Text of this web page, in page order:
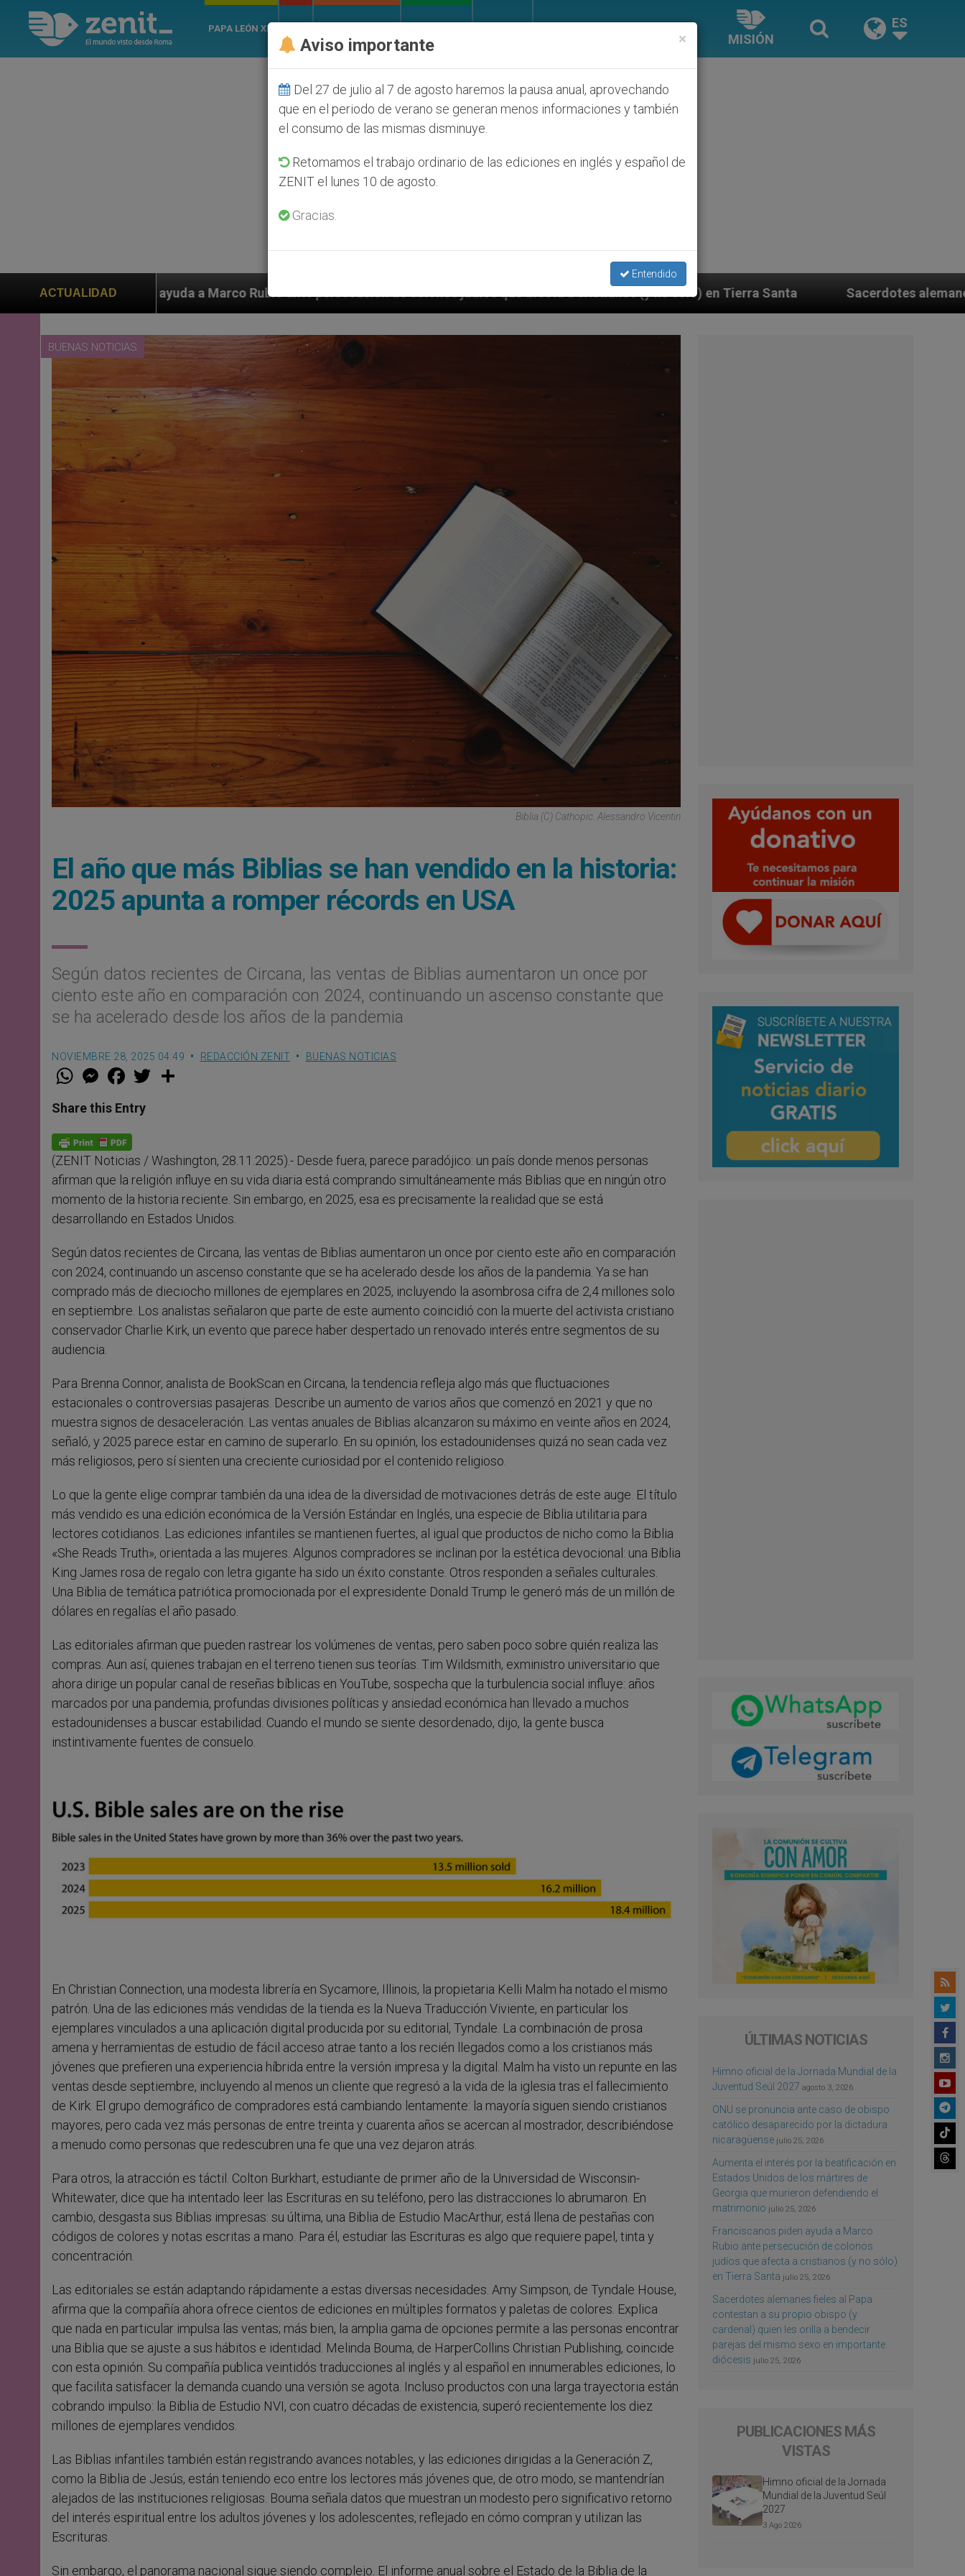
PAPA LEÓN XIV
MISIÓN
ES
ACTUALIDAD
a Marco Rubio ante persecución de colonos judíos que afecta a cristianos (y no sólo) en Tierra Santa Sacerdotes alemanes fieles al Papa contestan a
BUENAS NOTICIAS
Biblia (C) Cathopic. Alessandro Vicentin
El año que más Biblias se han vendido en la historia:
2025 apunta a romper récords en USA
Según datos recientes de Circana, las ventas de Biblias aumentaron un once por
ciento este año en comparación con 2024, continuando un ascenso constante que
se ha acelerado desde los años de la pandemia
NOVIEMBRE 28, 2025 04:49 REDACCIÓN ZENIT BUENAS NOTICIAS
W
t
s
p
p
M
e
s
e
g
e
r
F
a
e
b
o
k
w
Share this Entry
(ZENIT Noticias / Washington, 28.11.2025).- Desde fuera, parece paradójico: un país donde menos personas
afirman que la religión influye en su vida diaria está comprando simultáneamente más Biblias que en ningún otro
momento de la historia reciente. Sin embargo, en 2025, esa es precisamente la realidad que se está
desarrollando en Estados Unidos.
Según datos recientes de Circana, las ventas de Biblias aumentaron un once por ciento este año en comparación
con 2024, continuando un ascenso constante que se ha acelerado desde los años de la pandemia. Ya se han
comprado más de dieciocho millones de ejemplares en 2025, incluyendo la asombrosa cifra de 2,4 millones solo
en septiembre. Los analistas señalaron que parte de este aumento coincidió con la muerte del activista cristiano
conservador Charlie Kirk, un evento que parece haber despertado un renovado interés entre segmentos de su
audiencia.
Para Brenna Connor, analista de BookScan en Circana, la tendencia refleja algo más que fluctuaciones
estacionales o controversias pasajeras. Describe un aumento de varios años que comenzó en 2021 y que no
muestra signos de desaceleración. Las ventas anuales de Biblias alcanzaron su máximo en veinte años en 2024,
señaló, y 2025 parece estar en camino de superarlo. En su opinión, los estadounidenses quizá no sean cada vez
más religiosos, pero sí sienten una creciente curiosidad por el contenido religioso.
Lo que la gente elige comprar también da una idea de la diversidad de motivaciones detrás de este auge. El título
más vendido es una edición económica de la Versión Estándar en Inglés, una especie de Biblia utilitaria para
lectores cotidianos. Las ediciones infantiles se mantienen fuertes, al igual que productos de nicho como la Biblia
«She Reads Truth», orientada a las mujeres. Algunos compradores se inclinan por la estética devocional: una Biblia
King James rosa de regalo con letra gigante ha sido un éxito constante. Otros responden a señales culturales.
Una Biblia de temática patriótica promocionada por el expresidente Donald Trump le generó más de un millón de
dólares en regalías el año pasado.
Las editoriales afirman que pueden rastrear los volúmenes de ventas, pero saben poco sobre quién realiza las
compras. Aun así, quienes trabajan en el terreno tienen sus teorías. Tim Wildsmith, exministro universitario que
ahora dirige un popular canal de reseñas bíblicas en YouTube, sospecha que la turbulencia social influye: años
marcados por una pandemia, profundas divisiones políticas y ansiedad económica han llevado a muchos
estadounidenses a buscar estabilidad. Cuando el mundo se siente desordenado, dijo, la gente busca
instintivamente fuentes de consuelo.
En Christian Connection, una modesta librería en Sycamore, Illinois, la propietaria Kelli Malm ha notado el mismo
patrón. Una de las ediciones más vendidas de la tienda es la Nueva Traducción Viviente, en particular los
ejemplares vinculados a una aplicación digital producida por su editorial, Tyndale. La combinación de prosa
amena y herramientas de estudio de fácil acceso atrae tanto a los recién llegados como a los cristianos más
jóvenes que prefieren una experiencia híbrida entre la versión impresa y la digital. Malm ha visto un repunte en las
ventas desde septiembre, incluyendo al menos un cliente que regresó a la vida de la iglesia tras el fallecimiento
de Kirk. El grupo demográfico de compradores está cambiando lentamente: la mayoría siguen siendo cristianos
mayores, pero cada vez más personas de entre treinta y cuarenta años se acercan al mostrador, describiéndose
a menudo como personas que redescubren una fe que una vez dejaron atrás.
Para otros, la atracción es táctil. Colton Burkhart, estudiante de primer año de la Universidad de Wisconsin-
Whitewater, dice que ha intentado leer las Escrituras en su teléfono, pero las distracciones lo abrumaron. En
cambio, desgasta sus Biblias impresas: su última, una Biblia de Estudio MacArthur, está llena de pestañas con
códigos de colores y notas escritas a mano. Para él, estudiar las Escrituras es algo que requiere papel, tinta y
concentración.
Las editoriales se están adaptando rápidamente a estas diversas necesidades. Amy Simpson, de Tyndale House,
afirma que la compañía ahora ofrece cientos de ediciones en múltiples formatos y paletas de colores. Explica
que nada en particular impulsa las ventas; más bien, la amplia gama de opciones permite a las personas encontrar
una Biblia que se ajuste a sus hábitos e identidad. Melinda Bouma, de HarperCollins Christian Publishing, coincide
con esta opinión. Su compañía publica veintidós traducciones al inglés y al español en innumerables ediciones, lo
que facilita satisfacer la demanda cuando una versión se agota. Incluso productos con una larga trayectoria están
cobrando impulso: la Biblia de Estudio NVI, con cuatro décadas de existencia, superó recientemente los diez
millones de ejemplares vendidos.
Las Biblias infantiles también están registrando avances notables, y las ediciones dirigidas a la Generación Z,
como la Biblia de Jesús, están teniendo eco entre los lectores más jóvenes que, de otro modo, se mantendrían
alejados de las instituciones religiosas. Bouma señala datos que muestran un modesto pero significativo retorno
del interés espiritual entre los adultos jóvenes y los adolescentes, reflejado en cómo compran y utilizan las
Escrituras.
Sin embargo, el panorama nacional sigue siendo complejo. El informe anual sobre el Estado de la Biblia de la
ÚLTIMAS NOTICIAS
Himno oficial de la Jornada Mundial de la
Juventud Seúl 2027 agosto 3, 2026
ONU se pronuncia ante caso de obispo
católico desaparecido por la dictadura
nicaragüense julio 25, 2026
Aumenta el interés por la beatificación en
Estados Unidos de los mártires de
Georgia que murieron defendiendo el
matrimonio julio 25, 2026
Franciscanos piden ayuda a Marco
Rubio ante persecución de colonos
judíos que afecta a cristianos (y no sólo)
en Tierra Santa julio 25, 2026
Sacerdotes alemanes fieles al Papa
contestan a su propio obispo (y
cardenal) quien les orilla a bendecir
parejas del mismo sexo en importante
diócesis julio 25, 2026
PUBLICACIONES MÁS
VISTAS
Himno oficial de la Jornada
Mundial de la Juventud Seúl
2027
3 Ago 2026
×
Aviso importante
Del 27 de julio al 7 de agosto haremos la pausa anual, aprovechando
que en el periodo de verano se generan menos informaciones y también
el consumo de las mismas disminuye.
Retomamos el trabajo ordinario de las ediciones en inglés y español de
ZENIT el lunes 10 de agosto.
Gracias.
Entendido